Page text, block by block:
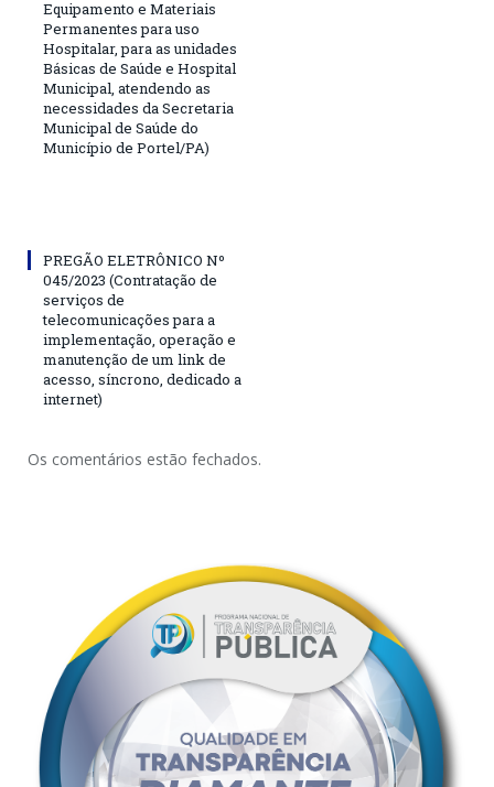
Equipamento e Materiais
Permanentes para uso
Hospitalar, para as unidades
Básicas de Saúde e Hospital
Municipal, atendendo as
necessidades da Secretaria
Municipal de Saúde do
Município de Portel/PA)
PREGÃO ELETRÔNICO Nº
045/2023 (Contratação de
serviços de
telecomunicações para a
implementação, operação e
manutenção de um link de
acesso, síncrono, dedicado a
internet)
Os comentários estão fechados.